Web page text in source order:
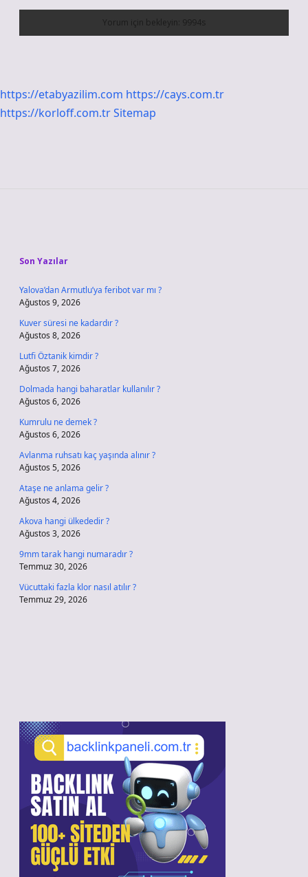
https://etabyazilim.com https://cays.com.tr
https://korloff.com.trSitemap
Son Yazılar
Yalova’dan Armutlu’ya feribot var mı ?
Ağustos 9, 2026
Kuver süresi ne kadardır ?
Ağustos 8, 2026
Lutfi Öztanik kimdir ?
Ağustos 7, 2026
Dolmada hangi baharatlar kullanılır ?
Ağustos 6, 2026
Kumrulu ne demek ?
Ağustos 6, 2026
Avlanma ruhsatı kaç yaşında alınır ?
Ağustos 5, 2026
Ataşe ne anlama gelir ?
Ağustos 4, 2026
Akova hangi ülkededir ?
Ağustos 3, 2026
9mm tarak hangi numaradır ?
Temmuz 30, 2026
Vücuttaki fazla klor nasıl atılır ?
Temmuz 29, 2026